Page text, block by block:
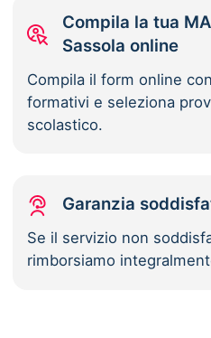
Compila la tua
Sassola online
Compila il form online
formativi e seleziona
scolastico.
Garanzia
Se il servizio non
rimborsiamo